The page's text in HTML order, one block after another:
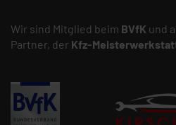
Wir sind Mitglied beim BVfK und
Partner, der Kfz-